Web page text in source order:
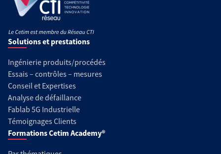
Solutions et prestations
Ingénierie produits/procédés
Essais – contrôles – mesures
Conseil et Expertises
Analyse de défaillance
Fablab 5G Industrielle
Témoignages Clients
Formations Cetim Academy®